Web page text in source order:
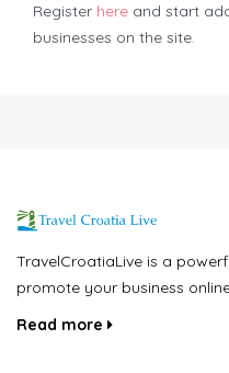
Register here and start
businesses on the site.
TravelCroatiaLive is a
promote your business
Read more